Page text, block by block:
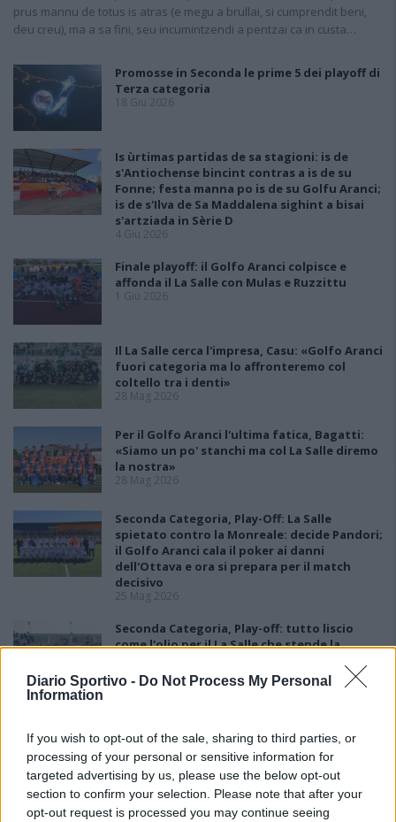
Diario Sportivo - Do Not Process My Personal
Information
If you wish to opt-out of the sale, sharing to third parties, or
processing of your personal or sensitive information for
targeted advertising by us, please use the below opt-out
section to confirm your selection. Please note that after your
opt-out request is processed you may continue seeing
prus mannu de totus is atras (e megu a brullai, si cumprendit beni,
deu creu), ma a sa fini, seu incumintzendi a pentzai ca in custa…
Promosse in Seconda le prime 5 dei playoff di
Terza categoria
18 Giu 2026
Is ùrtimas partidas de sa stagioni: is de
s'Antiochense bincint contras a is de su
Fonne; festa manna po is de su Golfu Aranci;
is de s'Ilva de Sa Maddalena sighint a bisai
s'artziada in Sèrie D
4 Giu 2026
Finale playoff: il Golfo Aranci colpisce e
affonda il La Salle con Mulas e Ruzzittu
1 Giu 2026
Il La Salle cerca l'impresa, Casu: «Golfo Aranci
fuori categoria ma lo affronteremo col
coltello tra i denti»
28 Mag 2026
Per il Golfo Aranci l'ultima fatica, Bagatti:
«Siamo un po' stanchi ma col La Salle diremo
la nostra»
28 Mag 2026
Seconda Categoria, Play-Off: La Salle
spietato contro la Monreale: decide Pandori;
il Golfo Aranci cala il poker ai danni
dell'Ottava e ora si prepara per il match
decisivo
25 Mag 2026
Seconda Categoria, Play-off: tutto liscio
come l'olio per il La Salle che stende la
18 Mag 2026
conquista la salvezza
11 Mag 2026